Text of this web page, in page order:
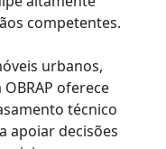
competentes.
urbanos,
oferece
técnico
apoiar decisões